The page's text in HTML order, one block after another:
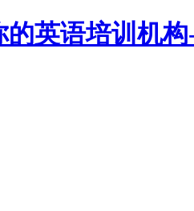
英语培训机构